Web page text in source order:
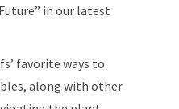
in our latest
favorite ways to
along with other